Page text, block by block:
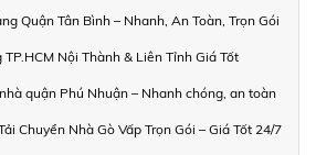
Quận Tân Bình – Nhanh, An Toàn, Trọn Gói
Nội Thành & Liên Tỉnh Giá Tốt
quận Phú Nhuận – Nhanh chóng, an toàn
Chuyển Nhà Gò Vấp Trọn Gói – Giá Tốt 24/7